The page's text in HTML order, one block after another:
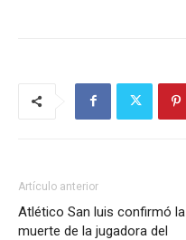
Artículo anterior
Atlético San luis confirmó la
muerte de la jugadora del